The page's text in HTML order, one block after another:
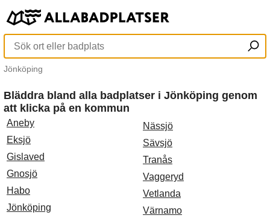
Jönköping
Bläddra bland alla badplatser i Jönköping genom
att klicka på en kommun
Aneby
Eksjö
Gislaved
Gnosjö
Habo
Jönköping
Nässjö
Sävsjö
Tranås
Vaggeryd
Vetlanda
Värnamo